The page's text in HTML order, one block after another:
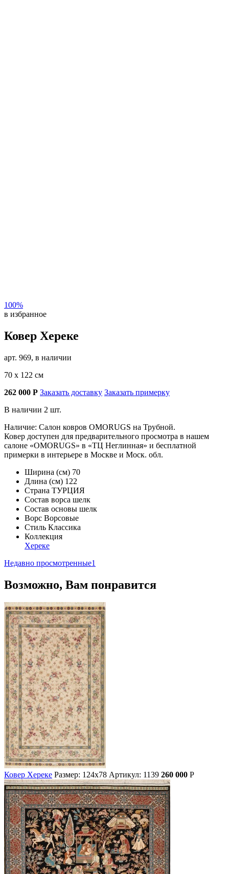
100%
в избранное
Ковер Хереке
арт. 969, в наличии
70 х 122 см
262 000 Р Заказать доставку Заказать примерку
В наличии 2 шт.
Наличие: Салон ковров OMORUGS на Трубной.
Ковер доступен для предварительного просмотра в нашем
салоне «OMORUGS» в «ТЦ Неглинная» и бесплатной
примерки в интерьере в Москве и Моск. обл.
Ширина (см) 70
Длина (см) 122
Страна ТУРЦИЯ
Состав ворса шелк
Состав основы шелк
Ворс Ворсовые
Стиль Классика
Коллекция
Хереке
Недавно просмотренные1
Возможно, Вам понравится
Ковер Хереке Размер: 124х78 Артикул: 1139 260 000 Р